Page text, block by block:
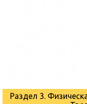
Раздел 3.